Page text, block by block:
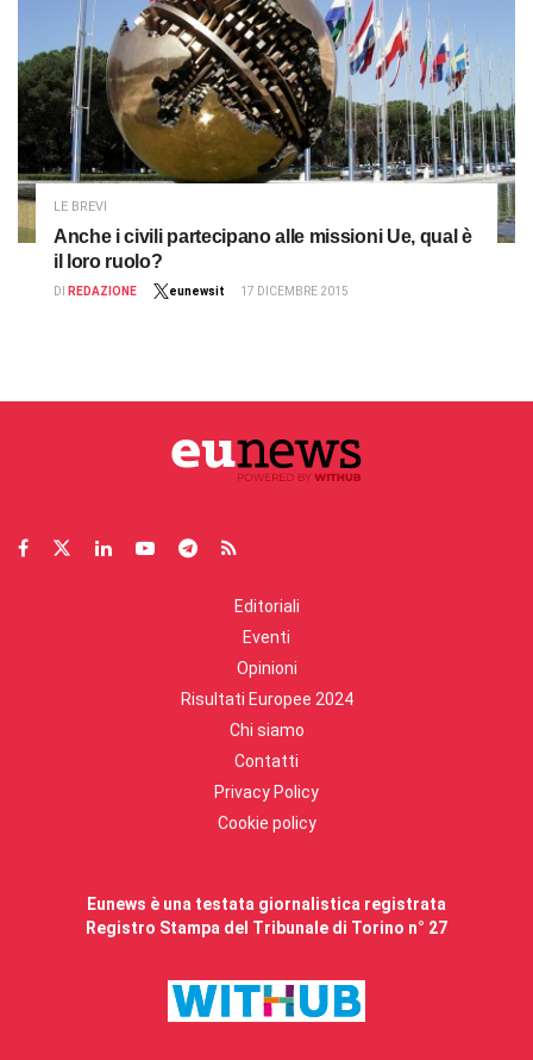
LE BREVI
Anche i civili partecipano alle missioni Ue, qual è
il loro ruolo?
DI REDAZIONE eunewsit 17 DICEMBRE 2015
Editoriali
Eventi
Opinioni
Risultati Europee 2024
Chi siamo
Contatti
Privacy Policy
Cookie policy
Eunews è una testata giornalistica registrata
Registro Stampa del Tribunale di Torino n° 27